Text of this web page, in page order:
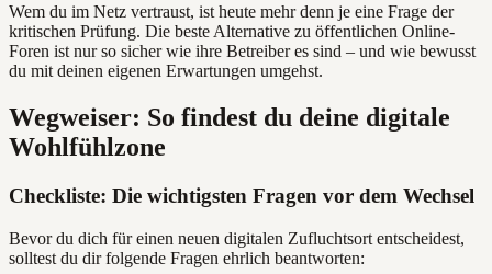
Wem du im Netz vertraust, ist heute mehr denn je eine Frage der
kritischen Prüfung. Die beste Alternative zu öffentlichen Online-
Foren ist nur so sicher wie ihre Betreiber es sind – und wie bewusst
du mit deinen eigenen Erwartungen umgehst.
Wegweiser: So findest du deine digitale
Wohlfühlzone
Checkliste: Die wichtigsten Fragen vor dem Wechsel
Bevor du dich für einen neuen digitalen Zufluchtsort entscheidest,
solltest du dir folgende Fragen ehrlich beantworten: